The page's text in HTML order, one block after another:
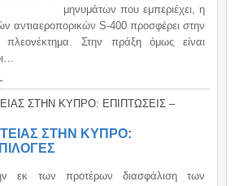
μηνυμάτων που εμπεριέχει, η
αντιαεροπορικών S-400 προσφέρει στην
πλεονέκτημα. Στην πράξη όμως είναι
ΣΤΗΝ ΚΥΠΡΟ:
εκ των προτέρων διασφάλιση των